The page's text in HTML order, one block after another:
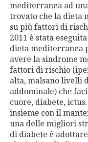
mediterranea ad
trovato che la dieta
su più fattori di
2011 è stata
dieta mediterranea
avere la sindrome
fattori di rischio
alta, malsano livelli
addominale) che
cuore, diabete,
insieme con il
una delle migliori
di diabete è